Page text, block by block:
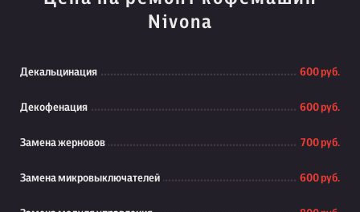
Nivona
Декальцинация 600 руб.
Декофенация 600 руб.
Замена жерновов 700 руб.
Замена микровыключателей 600 руб.